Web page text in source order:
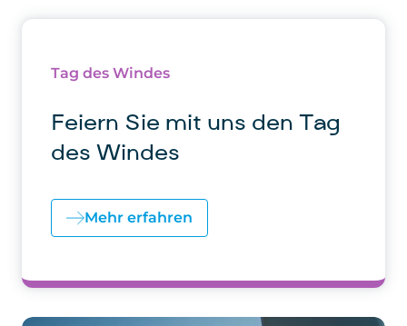
Tag des Windes
Feiern Sie mit uns den Tag
des Windes
Mehr erfahren